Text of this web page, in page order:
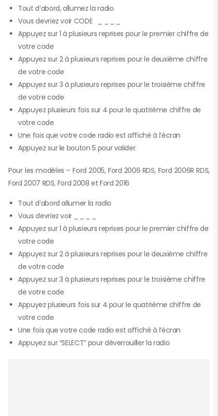
Tout d’abord, allumez la radio
Vous devriez voir CODE _ _ _ _
Appuyez sur 1 à plusieurs reprises pour le premier chiffre de
votre code
Appuyez sur 2 à plusieurs reprises pour le deuxième chiffre
de votre code
Appuyez sur 3 à plusieurs reprises pour le troisième chiffre
de votre code
Appuyez plusieurs fois sur 4 pour le quatrième chiffre de
votre code
Une fois que votre code radio est affiché à l’écran
Appuyez sur le bouton 5 pour valider.
Pour les modèles – Ford 2005, Ford 2006 RDS, Ford 2006R RDS,
Ford 2007 RDS, Ford 2008 et Ford 2016
Tout d’abord allumer la radio
Vous devriez voir _ _ _ _
Appuyez sur 1 à plusieurs reprises pour le premier chiffre de
votre code
Appuyez sur 2 à plusieurs reprises pour le deuxième chiffre
de votre code
Appuyez sur 3 à plusieurs reprises pour le troisième chiffre
de votre code
Appuyez plusieurs fois sur 4 pour le quatrième chiffre de
votre code
Une fois que votre code radio est affiché à l’écran
Appuyez sur “SELECT” pour déverrouiller la radio